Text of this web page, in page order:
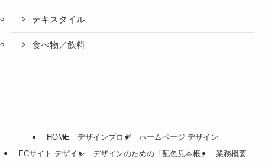
テキスタイル
食べ物／飲料
HOME デザインブログ
ホームページ デザイン
ECサイト デザイン
デザインのための「配色見本帳」 業務概要